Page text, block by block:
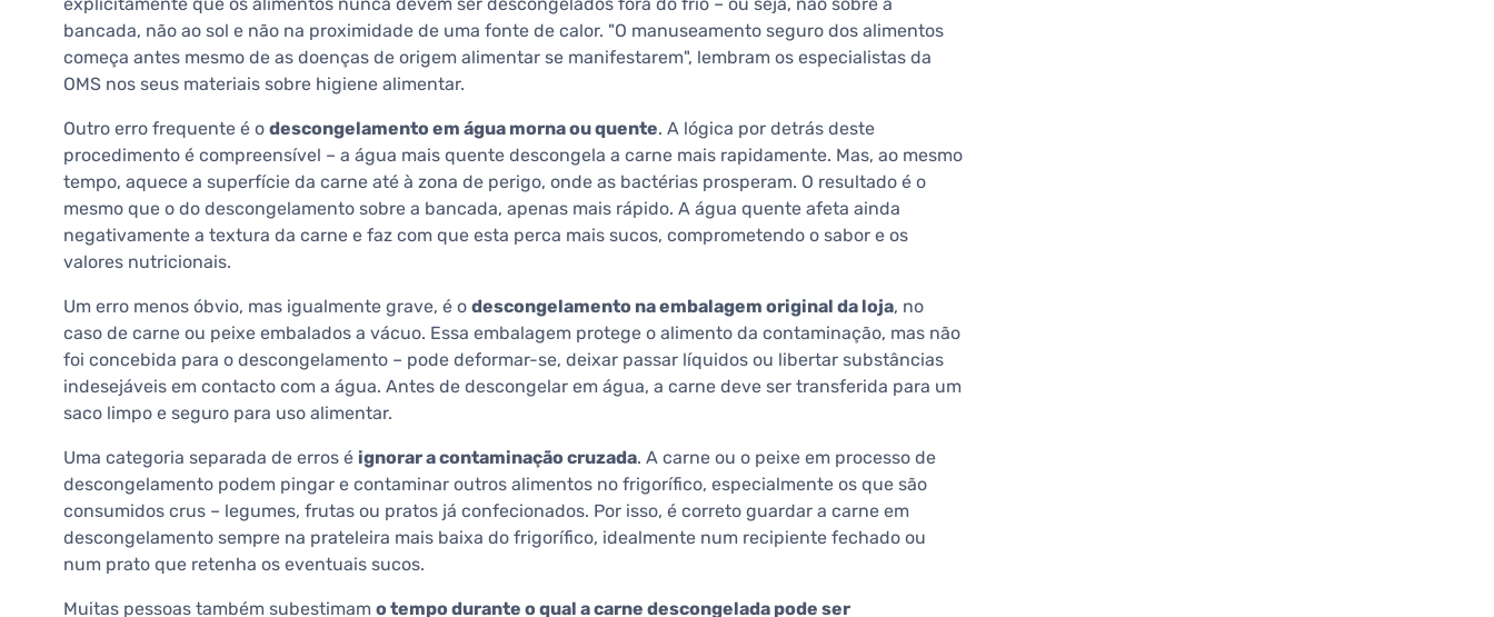
bancada, não ao sol e não na proximidade de uma fonte de calor. "O manuseamento seguro dos alimentos
começa antes mesmo de as doenças de origem alimentar se manifestarem", lembram os especialistas da
OMS nos seus materiais sobre higiene alimentar.
Outro erro frequente é o descongelamento em água morna ou quente. A lógica por detrás deste
procedimento é compreensível – a água mais quente descongela a carne mais rapidamente. Mas, ao mesmo
tempo, aquece a superfície da carne até à zona de perigo, onde as bactérias prosperam. O resultado é o
mesmo que o do descongelamento sobre a bancada, apenas mais rápido. A água quente afeta ainda
negativamente a textura da carne e faz com que esta perca mais sucos, comprometendo o sabor e os
valores nutricionais.
Um erro menos óbvio, mas igualmente grave, é o descongelamento na embalagem original da loja, no
caso de carne ou peixe embalados a vácuo. Essa embalagem protege o alimento da contaminação, mas não
foi concebida para o descongelamento – pode deformar-se, deixar passar líquidos ou libertar substâncias
indesejáveis em contacto com a água. Antes de descongelar em água, a carne deve ser transferida para um
saco limpo e seguro para uso alimentar.
Uma categoria separada de erros é ignorar a contaminação cruzada. A carne ou o peixe em processo de
descongelamento podem pingar e contaminar outros alimentos no frigorífico, especialmente os que são
consumidos crus – legumes, frutas ou pratos já confecionados. Por isso, é correto guardar a carne em
descongelamento sempre na prateleira mais baixa do frigorífico, idealmente num recipiente fechado ou
num prato que retenha os eventuais sucos.
Muitas pessoas também subestimam o tempo durante o qual a carne descongelada pode ser